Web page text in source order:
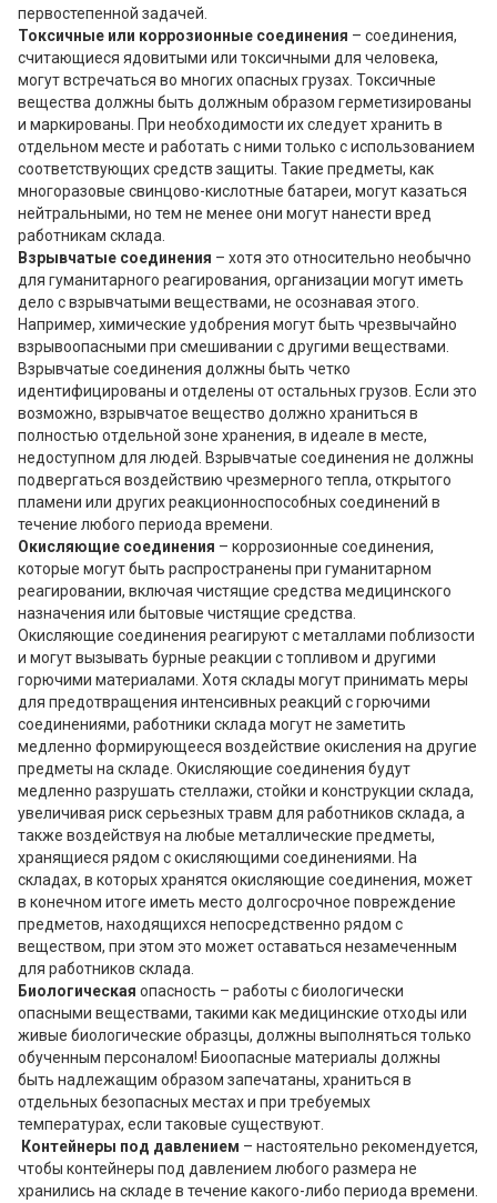
первостепенной задачей.
Токсичные или коррозионные соединения – соединения,
считающиеся ядовитыми или токсичными для человека,
могут встречаться во многих опасных грузах. Токсичные
вещества должны быть должным образом герметизированы
и маркированы. При необходимости их следует хранить в
отдельном месте и работать с ними только с использованием
соответствующих средств защиты. Такие предметы, как
многоразовые свинцово-кислотные батареи, могут казаться
нейтральными, но тем не менее они могут нанести вред
работникам склада.
Взрывчатые соединения – хотя это относительно необычно
для гуманитарного реагирования, организации могут иметь
дело с взрывчатыми веществами, не осознавая этого.
Например, химические удобрения могут быть чрезвычайно
взрывоопасными при смешивании с другими веществами.
Взрывчатые соединения должны быть четко
идентифицированы и отделены от остальных грузов. Если это
возможно, взрывчатое вещество должно храниться в
полностью отдельной зоне хранения, в идеале в месте,
недоступном для людей. Взрывчатые соединения не должны
подвергаться воздействию чрезмерного тепла, открытого
пламени или других реакционноспособных соединений в
течение любого периода времени.
Окисляющие соединения – коррозионные соединения,
которые могут быть распространены при гуманитарном
реагировании, включая чистящие средства медицинского
назначения или бытовые чистящие средства.
Окисляющие соединения реагируют с металлами поблизости
и могут вызывать бурные реакции с топливом и другими
горючими материалами. Хотя склады могут принимать меры
для предотвращения интенсивных реакций с горючими
соединениями, работники склада могут не заметить
медленно формирующееся воздействие окисления на другие
предметы на складе. Окисляющие соединения будут
медленно разрушать стеллажи, стойки и конструкции склада,
увеличивая риск серьезных травм для работников склада, а
также воздействуя на любые металлические предметы,
хранящиеся рядом с окисляющими соединениями. На
складах, в которых хранятся окисляющие соединения, может
в конечном итоге иметь место долгосрочное повреждение
предметов, находящихся непосредственно рядом с
веществом, при этом это может оставаться незамеченным
для работников склада.
Биологическая опасность – работы с биологически
опасными веществами, такими как медицинские отходы или
живые биологические образцы, должны выполняться только
обученным персоналом! Биоопасные материалы должны
быть надлежащим образом запечатаны, храниться в
отдельных безопасных местах и при требуемых
температурах, если таковые существуют.
Контейнеры под давлением – настоятельно рекомендуется,
чтобы контейнеры под давлением любого размера не
хранились на складе в течение какого-либо периода времени.